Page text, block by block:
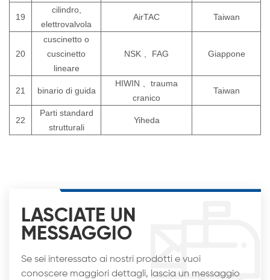
19
cilindro,
elettrovalvola
AirTAC Taiwan
20
cuscinetto o
cuscinetto
lineare
NSK FAG Giappone
21 binario di guida
HIWIN
trauma
cranico
Taiwan
22
Parti standard
strutturali
Yiheda
LASCIATE UN
MESSAGGIO
Se sei interessato ai nostri prodotti e vuoi
conoscere maggiori dettagli, lascia un messaggio